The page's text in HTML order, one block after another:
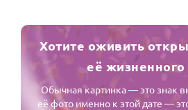
Хотите оживить
её жизненного
Обычная картинка — это знак
её фото именно к этой дате —